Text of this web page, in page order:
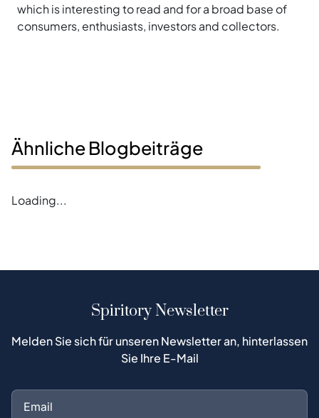
which is interesting to read and for a broad base of
consumers, enthusiasts, investors and collectors.
Ähnliche Blogbeiträge
Loading...
Spiritory Newsletter
Melden Sie sich für unseren Newsletter an, hinterlassen
Sie Ihre E-Mail